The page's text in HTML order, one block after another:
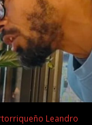
Leandro